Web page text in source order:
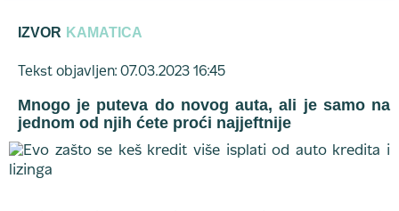
IZVOR KAMATICA
Tekst objavljen: 07.03.2023 16:45
Mnogo je puteva do novog auta, ali je samo na
jednom od njih ćete proći najjeftnije